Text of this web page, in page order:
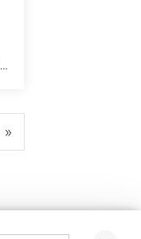
St. Joseph, Amerbachstr. 9, 4057 Basel
»